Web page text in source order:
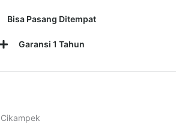
Bisa Pasang Ditempat
Garansi 1 Tahun